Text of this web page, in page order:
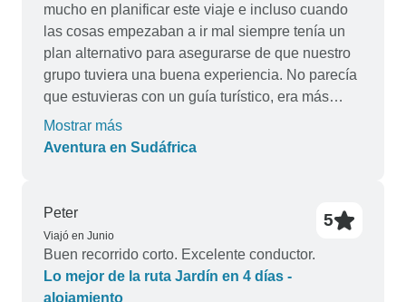
mucho en planificar este viaje e incluso cuando
las cosas empezaban a ir mal siempre tenía un
plan alternativo para asegurarse de que nuestro
grupo tuviera una buena experiencia. No parecía
que estuvieras con un guía turístico, era más
Mostrar más
Aventura en Sudáfrica
Peter
Viajó en Junio
5
Buen recorrido corto. Excelente conductor.
Lo mejor de la ruta Jardín en 4 días -
alojamiento